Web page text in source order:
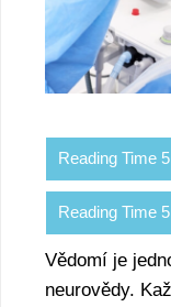
Vědomí je
neurovědy.